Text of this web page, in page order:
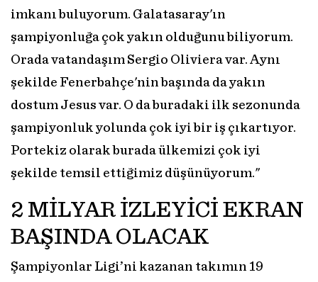
imkanı buluyorum. Galatasaray'ın
şampiyonluğa çok yakın olduğunu biliyorum.
Orada vatandaşım Sergio Oliviera var. Aynı
şekilde Fenerbahçe'nin başında da yakın
dostum Jesus var. O da buradaki ilk sezonunda
şampiyonluk yolunda çok iyi bir iş çıkartıyor.
Portekiz olarak burada ülkemizi çok iyi
şekilde temsil ettiğimiz düşünüyorum."
2 MİLYAR İZLEYİCİ EKRAN
BAŞINDA OLACAK
Şampiyonlar Ligi’ni kazanan takımın 19